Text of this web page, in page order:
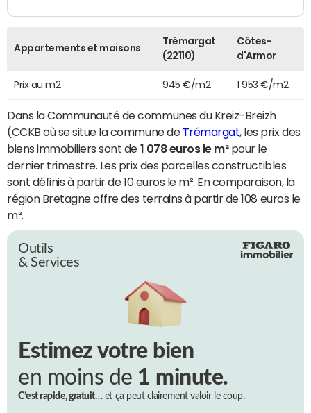
Appartements et maisons
Trémargat
(22110)
Côtes-
d'Armor
Prix au m2 945 €/m2 1 953 €/m2
Dans la Communauté de communes du Kreiz-Breizh
(CCKB où se situe la commune de Trémargat, les prix des
biens immobiliers sont de 1 078 euros le m²pour le
dernier trimestre. Les prix des parcelles constructibles
sont définis à partir de 10 euros le m². En comparaison, la
région Bretagne offre des terrains à partir de 108 euros le
m².
Outils
& Services
Estimez votre bien
en moins de 1 minute.
C’est rapide, gratuit…et ça peut clairement valoir le coup.